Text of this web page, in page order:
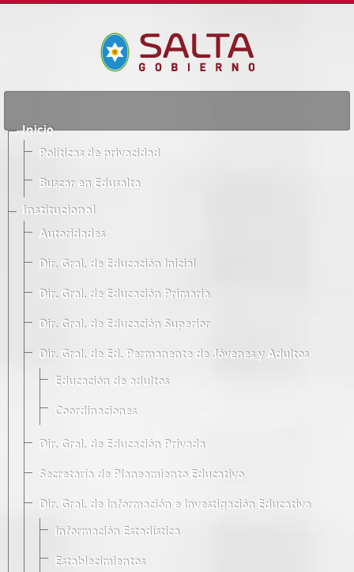
Inicio
Políticas de privacidad
Buscar en Edusalta
Institucional
Autoridades
Dir. Gral. de Educación Inicial
Dir. Gral. de Educación Primaria
Dir. Gral. de Educación Superior
Dir. Gral. de Ed. Permanente de Jóvenes y Adultos
Educación de adultos
Coordinaciones
Dir. Gral. de Educación Privada
Secretaría de Planeamiento Educativo
Dir. Gral. de Información e Investigación Educativa
Información Estadística
Establecimientos